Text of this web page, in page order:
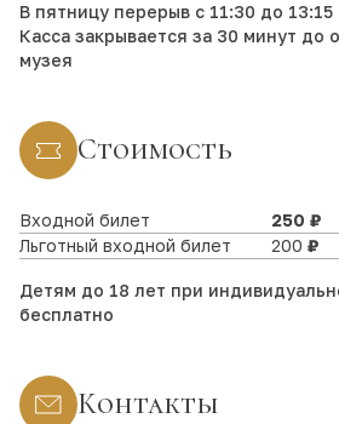
В пятницу перерыв с 11:30 до 13:15
Касса закрывается за 30 минут до
музея
Стоимость
Входной билет
250 ₽
Льготный входной билет
200 ₽
Детям до 18 лет при
бесплатно
Контакты